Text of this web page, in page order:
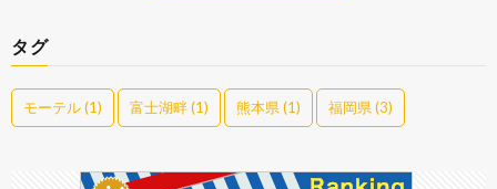
タグ
モーテル(1) 富士湖畔(1) 熊本県(1) 福岡県(3)